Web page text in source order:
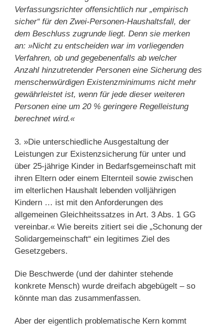
Verfassungsrichter offensichtlich nur „empirisch
sicher“ für den Zwei-Personen-Haushaltsfall, der
dem Beschluss zugrunde liegt. Denn sie merken
an: »Nicht zu entscheiden war im vorliegenden
Verfahren, ob und gegebenenfalls ab welcher
Anzahl hinzutretender Personen eine Sicherung des
menschenwürdigen Existenzminimums nicht mehr
gewährleistet ist, wenn für jede dieser weiteren
Personen eine um 20 % geringere Regelleistung
berechnet wird.«
3. »Die unterschiedliche Ausgestaltung der
Leistungen zur Existenzsicherung für unter und
über 25-jährige Kinder in Bedarfsgemeinschaft mit
ihren Eltern oder einem Elternteil sowie zwischen
im elterlichen Haushalt lebenden volljährigen
Kindern … ist mit den Anforderungen des
allgemeinen Gleichheitssatzes in Art. 3 Abs. 1 GG
vereinbar.« Wie bereits zitiert sei die „Schonung der
Solidargemeinschaft“ ein legitimes Ziel des
Gesetzgebers.
Die Beschwerde (und der dahinter stehende
konkrete Mensch) wurde dreifach abgebügelt – so
könnte man das zusammenfassen.
Aber der eigentlich problematische Kern kommt